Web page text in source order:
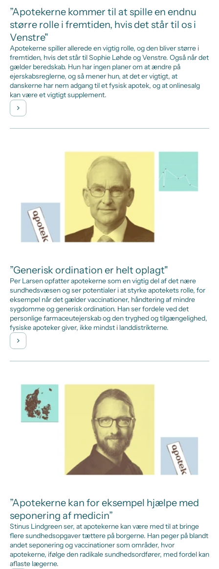
”Apotekerne kommer til at spille en endnu
større rolle i fremtiden, hvis det står til os i
Venstre"
Apotekerne spiller allerede en vigtig rolle, og den bliver større i
fremtiden, hvis det står til Sophie Løhde og Venstre. Også når det
gælder beredskab. Hun har ingen planer om at ændre på
ejerskabsreglerne, og så mener hun, at det er vigtigt, at
danskerne har nem adgang til et fysisk apotek, og at onlinesalg
kan være et vigtigt supplement.
”Generisk ordination er helt oplagt"
Per Larsen opfatter apotekerne som en vigtig del af det nære
sundhedsvæsen og ser potentialer i at styrke apotekets rolle, for
eksempel når det gælder vaccinationer, håndtering af mindre
sygdomme og generisk ordination. Han ser fordele ved det
personlige farmaceutejerskab og den tryghed og tilgængelighed,
fysiske apoteker giver, ikke mindst i landdistrikterne.
”Apotekerne kan for eksempel hjælpe med
seponering af medicin”
Stinus Lindgreen ser, at apotekerne kan være med til at bringe
flere sundhedsopgaver tættere på borgerne. Han peger på blandt
andet seponering og vaccinationer som områder, hvor
apotekerne, ifølge den radikale sundhedsordfører, med fordel kan
aflaste lægerne.